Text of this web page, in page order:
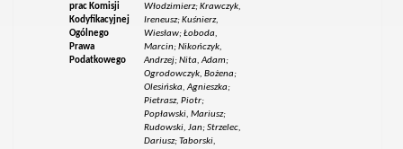
prac Komisji
Kodyfikacyjnej
Ogólnego
Prawa
Podatkowego
Włodzimierz; Krawczyk,
Ireneusz; Kuśnierz,
Wiesław; Łoboda,
Marcin; Nikończyk,
Andrzej; Nita, Adam;
Ogrodowczyk, Bożena;
Olesińska, Agnieszka;
Pietrasz, Piotr;
Popławski, Mariusz;
Rudowski, Jan; Strzelec,
Dariusz; Taborski,